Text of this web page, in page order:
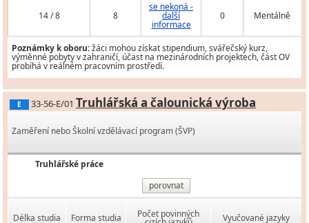
14 / 8 8
se nekoná -
další
informace
0 Mentálně
Poznámky k oboru:žáci mohou získat stipendium, svářečský kurz,
výměnné pobyty v zahraničí, účast na mezinárodních projektech, část OV
probíhá v reálném pracovním prostředí.
E 33-56-E/01 Truhlářská a čalounická výroba
Zaměření nebo Školní vzdělávací program (ŠVP)
Truhlářské práce
porovnat
Délka studia Forma studia Počet povinných Vyučované jazyky